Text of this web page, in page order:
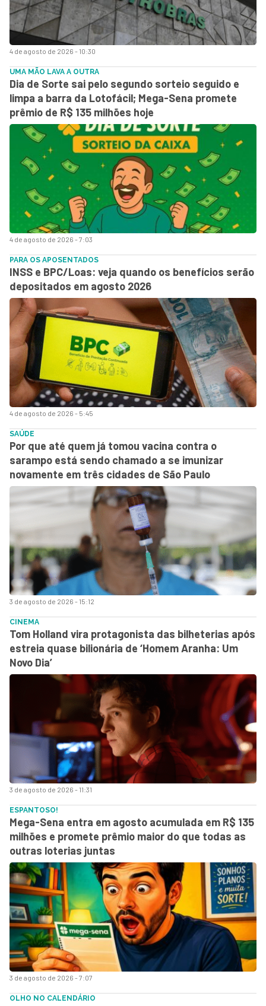
4 de agosto de 2026 - 10:30
4 de agosto de 2026 - 7:03
UMA MÃO LAVA A OUTRA
Dia de Sorte sai pelo segundo sorteio seguido e
limpa a barra da Lotofácil; Mega-Sena promete
prêmio de R$ 135 milhões hoje
4 de agosto de 2026 - 5:45
PARA OS APOSENTADOS
INSS e BPC/Loas: veja quando os benefícios serão
depositados em agosto 2026
3 de agosto de 2026 - 15:12
SAÚDE
Por que até quem já tomou vacina contra o
sarampo está sendo chamado a se imunizar
novamente em três cidades de São Paulo
3 de agosto de 2026 - 11:31
CINEMA
Tom Holland vira protagonista das bilheterias após
estreia quase bilionária de ‘Homem Aranha: Um
Novo Dia’
3 de agosto de 2026 - 7:07
ESPANTOSO!
Mega-Sena entra em agosto acumulada em R$ 135
milhões e promete prêmio maior do que todas as
outras loterias juntas
OLHO NO CALENDÁRIO